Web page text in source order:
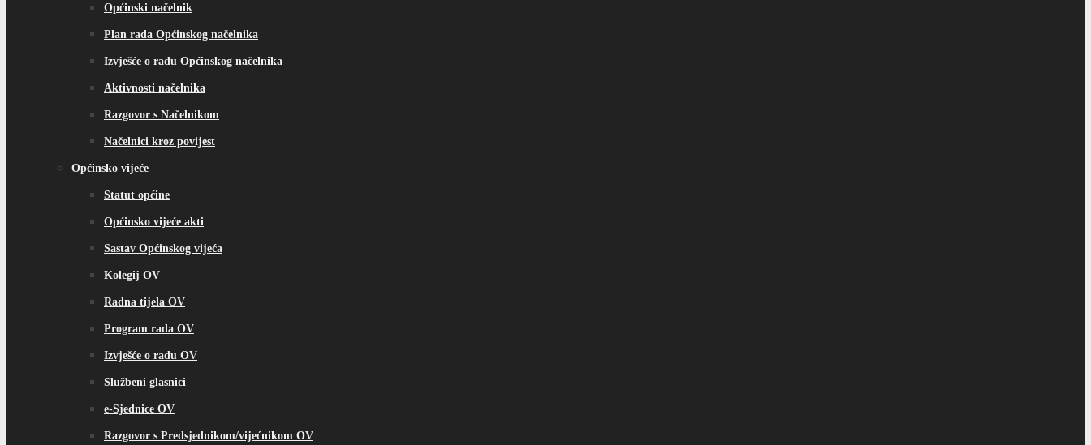
Općinski načelnik
Plan rada Općinskog načelnika
Izvješće o radu Općinskog načelnika
Aktivnosti načelnika
Razgovor s Načelnikom
Načelnici kroz povijest
Općinsko vijeće
Statut općine
Općinsko vijeće akti
Sastav Općinskog vijeća
Kolegij OV
Radna tijela OV
Program rada OV
Izvješće o radu OV
Službeni glasnici
e-Sjednice OV
Razgovor s Predsjednikom/vijećnikom OV